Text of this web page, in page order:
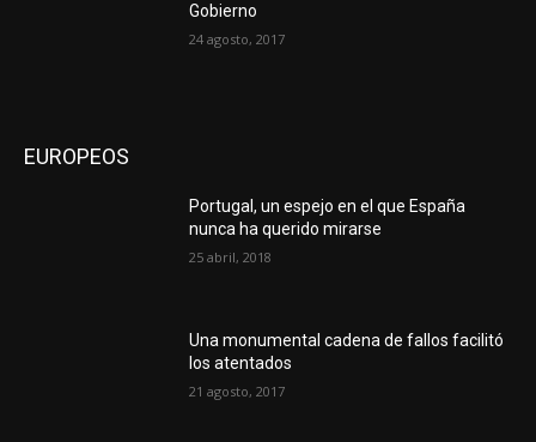
Gobierno
24 agosto, 2017
EUROPEOS
Portugal, un espejo en el que España
nunca ha querido mirarse
25 abril, 2018
Una monumental cadena de fallos facilitó
los atentados
21 agosto, 2017